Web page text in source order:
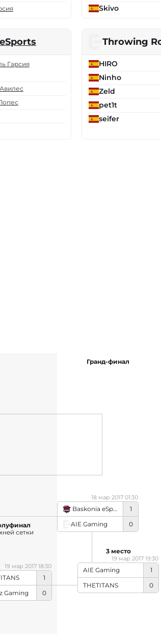
Skivo
Гарсия
Throwing
HIRO
Ninho
Zeld
pet1t
seifer
1
Gaming
0
19 мар 2017 18:30
сетки
Baskonia eSports
1
AIE Gaming
0
18 мар 2017 01:30
Гранд-финал
AIE Gaming
1
THETITANS
0
19 мар 2017 19:30
3 место